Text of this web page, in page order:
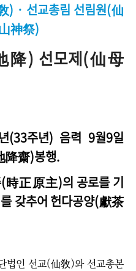
) · 선교총림 선림원(仙
神祭)
降) 선모제(仙母
(33주년) 음력 9월9일
降齋)봉행.
(時正原主)의 공로를 기
갖추어 헌다공양(獻茶
법인 선교(仙敎)와 선교총본